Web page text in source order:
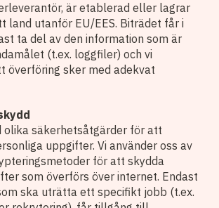
är etablerad eller lagrar
land utanför EU/EES. Biträdet får i
ta del av den information som är
(t.ex. loggfiler) och vi
överföring sker med adekvat
olika säkerhetsåtgärder för att
uppgifter. Vi använder oss av
för att skydda
som överförs över internet. Endast
ska uträtta ett specifikt jobb (t.ex.